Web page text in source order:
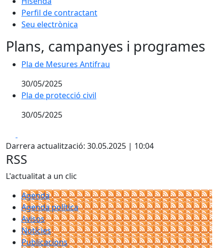
Perfil de contractant
Seu electrònica
Plans, campanyes i programes
Pla de Mesures Antifrau
30/05/2025
Pla de protecció civil
30/05/2025
Darrera actualització: 30.05.2025 | 10:04
RSS
L'actualitat a un clic
Agenda
Agenda política
Avisos
Notícies
Publicacions